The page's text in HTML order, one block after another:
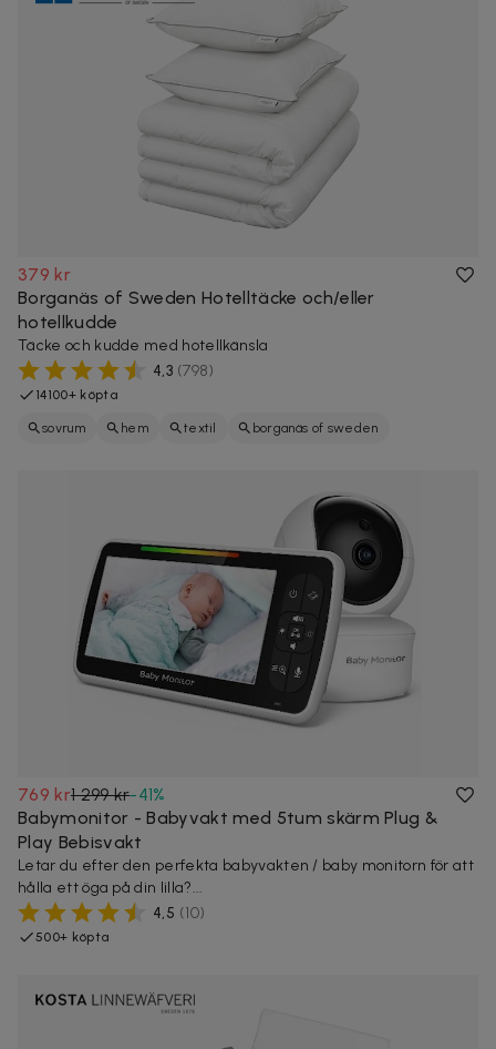
379 kr
Borganäs of Sweden Hotelltäcke och/eller
hotellkudde
Täcke och kudde med hotellkänsla
4,3 (798)
14100+ köpta
sovrum hem textil borganäs of sweden
769 kr1 299 kr-41%
Babymonitor - Babyvakt med 5tum skärm Plug &
Play Bebisvakt
Letar du efter den perfekta babyvakten / baby monitorn för att
hålla ett öga på din lilla?...
4,5 (10)
500+ köpta